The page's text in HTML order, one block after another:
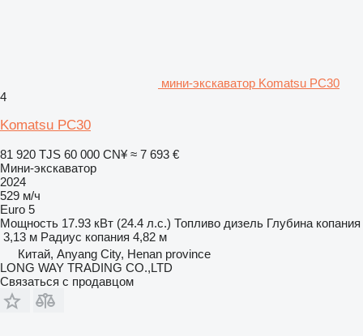
мини-экскаватор Komatsu PC30
4
Komatsu PC30
81 920 TJS 60 000 CN¥ ≈ 7 693 €
Мини-экскаватор
2024
529 м/ч
Euro 5
Мощность 17.93 кВт (24.4 л.с.) Топливо дизель Глубина копания
3,13 м Радиус копания 4,82 м
Китай, Anyang City, Henan province
LONG WAY TRADING CO.,LTD
Связаться с продавцом